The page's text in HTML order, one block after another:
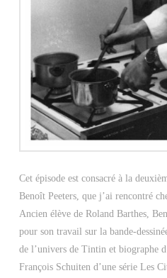
Cet épisode est consacré à la
Benoît Peeters, que j’ai rencontré
Ancien élève de Roland Barthes,
pour son travail sur la bande-
de l’univers de Tintin et biographe
François Schuiten d’une série Les